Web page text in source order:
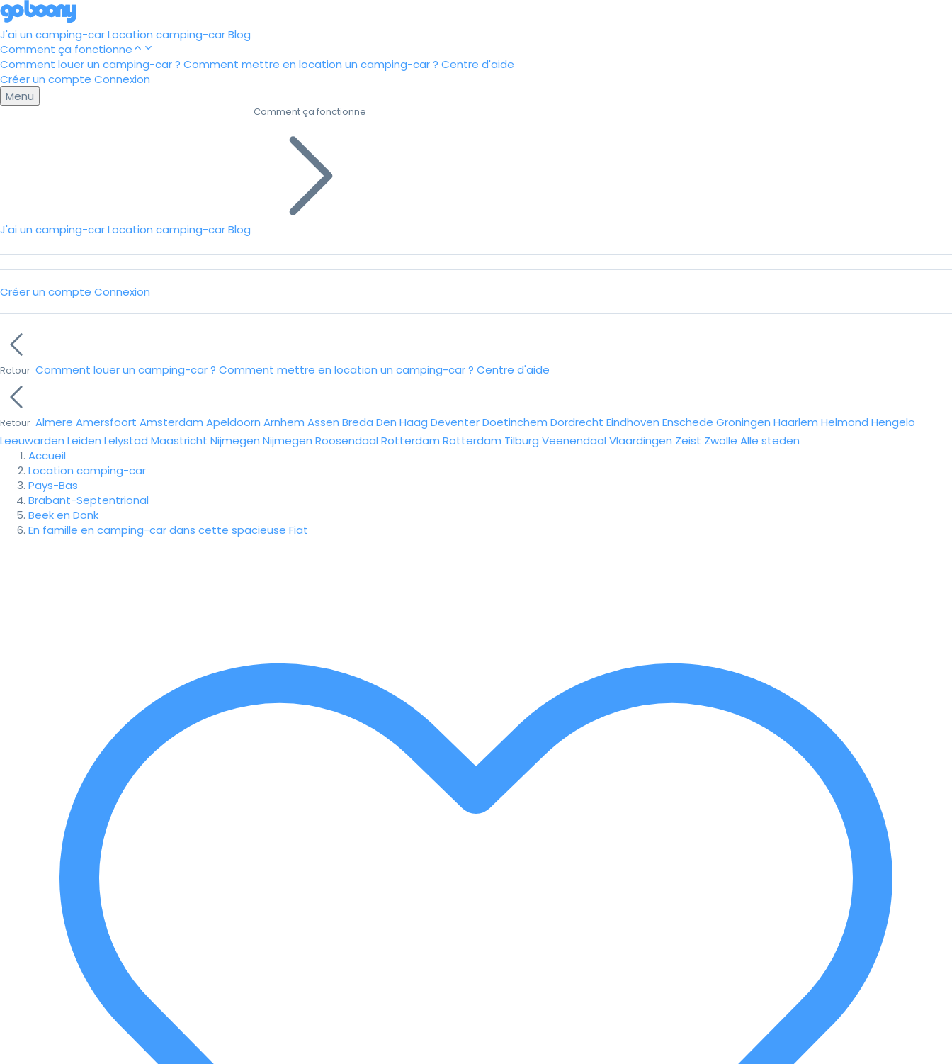
J'ai un camping-carLocation camping-carBlog
Comment ça fonctionne
Comment louer un camping-car ? Comment mettre en location un camping-car ? Centre d'aide
Créer un compte Connexion
Menu
J'ai un camping-carLocation camping-carBlog
Comment ça fonctionne
Créer un compte Connexion
Retour Comment louer un camping-car ? Comment mettre en location un camping-car ? Centre d'aide
Retour Almere Amersfoort Amsterdam Apeldoorn Arnhem Assen Breda Den Haag DeventerDoetinchem Dordrecht Eindhoven Enschede Groningen Haarlem Helmond Hengelo
Leeuwarden Leiden Lelystad Maastricht Nijmegen Nijmegen Roosendaal Rotterdam Rotterdam Tilburg Veenendaal Vlaardingen Zeist Zwolle Alle steden
Accueil
Location camping-car
Pays-Bas
Brabant-Septentrional
Beek en Donk
En famille en camping-car dans cette spacieuse Fiat